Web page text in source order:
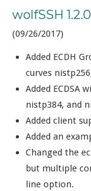
wolfSSH 1.2.0
(09/26/2017)
Added ECDH
curves
Added ECDSA
nistp384, and
Added client
Added an
Changed the
but multiple
line option.